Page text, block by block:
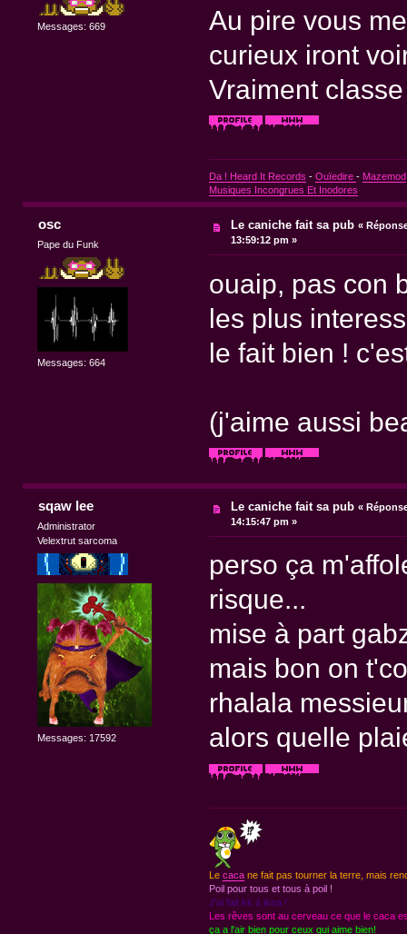
Messages: 669
Au pire vous
curieux iront
Vraiment
Da ! Heard It Records - Ouïedire - Mazemod
Musiques Incongrues Et Inodores
osc
Pape du Funk
Messages: 664
Le caniche fait sa pub «
13:59:12 pm »
ouaip, pas con
les plus
le fait bien !
(j'aime aussi
sqaw lee
Administrator
Velextrut sarcoma
Messages: 17592
Le caniche fait sa pub «
14:15:47 pm »
perso ça
risque...
mise à part
mais bon on
rhalala
alors quelle
Le cacane fait pas tourner la terre, mais
Poil pour tous et tous à poil !
J'ai fait kk à ikea !
Les rêves sont au cerveau ce que le caca
ça a l'air bien pour ceux qui aime bien!